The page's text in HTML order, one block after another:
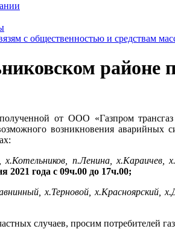
с общественностью и средствам
районе
от ООО «Газпром трансгаз
возникновения аварийных
х.Котельников, п.Ленина, х.Караичев,
2021 года с 09ч.00 до 17ч.00;
х.Терновой, х.Красноярский,
случаев, просим потребителей